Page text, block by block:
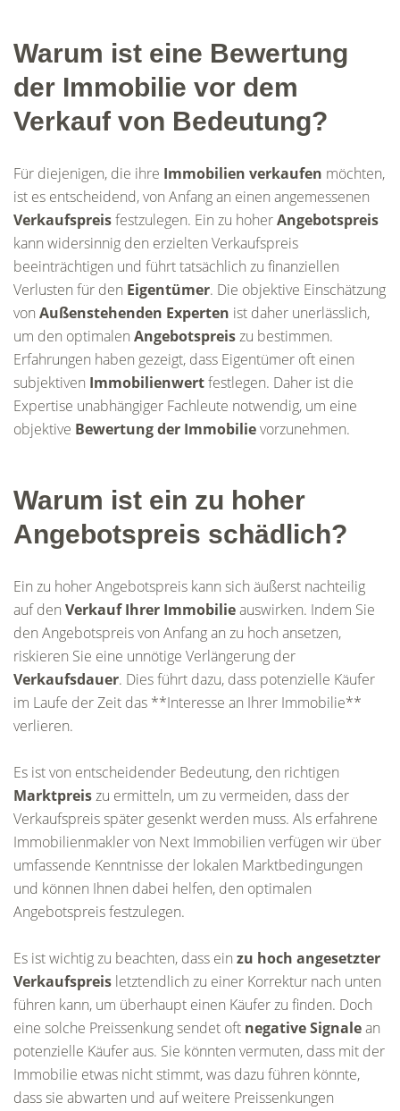
Warum ist eine Bewertung
der Immobilie vor dem
Verkauf von Bedeutung?
Für diejenigen, die ihre Immobilien verkaufen möchten,
ist es entscheidend, von Anfang an einen angemessenen
Verkaufspreisfestzulegen. Ein zu hoherAngebotspreis
kann widersinnig den erzielten Verkaufspreis
beeinträchtigen und führt tatsächlich zu finanziellen
Verlusten für den Eigentümer. Die objektive Einschätzung
von Außenstehenden Experten ist daher unerlässlich,
um den optimalen Angebotspreiszu bestimmen.
Erfahrungen haben gezeigt, dass Eigentümer oft einen
subjektiven Immobilienwertfestlegen. Daher ist die
Expertise unabhängiger Fachleute notwendig, um eine
objektive Bewertung der Immobilievorzunehmen.
Warum ist ein zu hoher
Angebotspreis schädlich?
Ein zu hoher Angebotspreis kann sich äußerst nachteilig
auf den Verkauf Ihrer Immobilieauswirken. Indem Sie
den Angebotspreis von Anfang an zu hoch ansetzen,
riskieren Sie eine unnötige Verlängerung der
Verkaufsdauer. Dies führt dazu, dass potenzielle Käufer
im Laufe der Zeit das **Interesse an Ihrer Immobilie**
verlieren.
Es ist von entscheidender Bedeutung, den richtigen
Marktpreiszu ermitteln, um zu vermeiden, dass der
Verkaufspreis später gesenkt werden muss. Als erfahrene
Immobilienmakler von Next Immobilien verfügen wir über
umfassende Kenntnisse der lokalen Marktbedingungen
und können Ihnen dabei helfen, den optimalen
Angebotspreis festzulegen.
Es ist wichtig zu beachten, dass ein zu hoch angesetzter
Verkaufspreis letztendlich zu einer Korrektur nach unten
führen kann, um überhaupt einen Käufer zu finden. Doch
eine solche Preissenkung sendet oft negative Signalean
potenzielle Käufer aus. Sie könnten vermuten, dass mit der
Immobilie etwas nicht stimmt, was dazu führen könnte,
dass sie abwarten und auf weitere Preissenkungen